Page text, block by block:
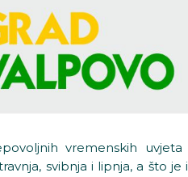
vremenskih uvjeta
svibnja i lipnja, a što je